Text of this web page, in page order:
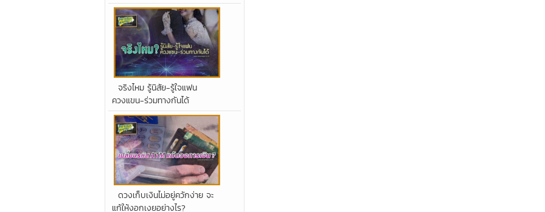
จริงไหม รู้นิสัย-รู้ใจแฟน
ควงแขน-ร่วมทางกันได้
ดวงเก็บเงินไม่อยู่ควักง่าย จะ
แก้ให้งอกเงยอย่างไร?